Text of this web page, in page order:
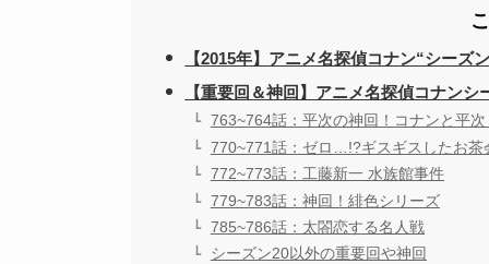
【2015年】アニメ名探偵コナン“シーズ
【重要回＆神回】アニメ名探偵コナンシ
763~764話：平次の神回！コナンと平
770~771話：ゼロ…!?ギスギスしたお茶
772~773話：工藤新一 水族館事件
779~783話：神回！緋色シリーズ
785~786話：太閤恋する名人戦
シーズン20以外の重要回や神回